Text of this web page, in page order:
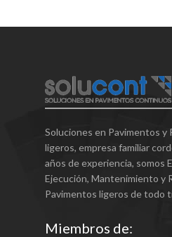
Soluciones en Pavimentos y
ligeros, empresa familiar
años de experiencia, somos
Ejecución, Mantenimiento y
Pavimentos ligeros de todo
Miembros de: